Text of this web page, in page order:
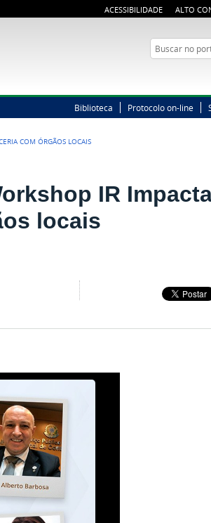
ACESSIBILIDADE ALTO
Busca
Biblioteca Protocolo on-line
COM ÓRGÃOS LOCAIS
IR
locais